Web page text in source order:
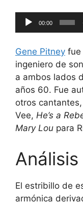
Reproductor
de
00:00
Gene Pitney fue
ingeniero de
a ambos lados
años 60. Fue
otros
Vee, He’s a
Mary Lou para
Análisis
El estribillo de
armónica